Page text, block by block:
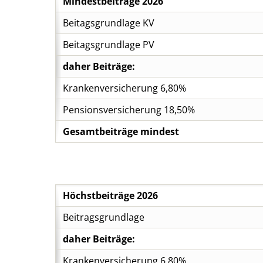
Beitagsgrundlage KV
Beitagsgrundlage PV
daher Beiträge:
Krankenversicherung 6,80%
Pensionsversicherung 18,50%
Gesamtbeiträge mindest
Höchstbeiträge 2026
Beitragsgrundlage
daher Beiträge: